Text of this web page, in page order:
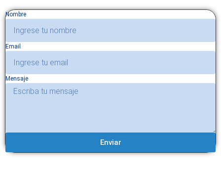
Nombre
Email
Mensaje
Enviar